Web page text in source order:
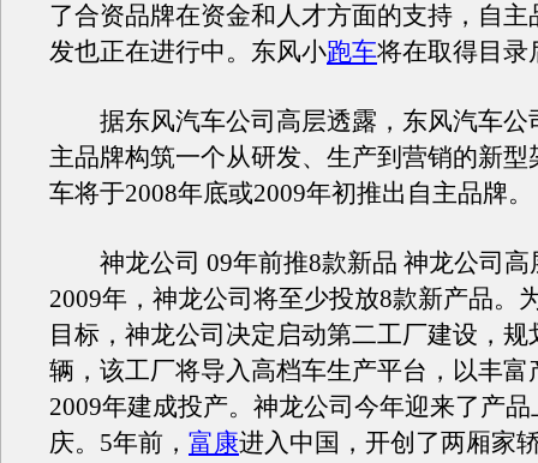
了合资品牌在资金和人才方面的支持，自主
发也正在进行中。东风小跑车将在取得目录
据东风汽车公司高层透露，东风汽车公
主品牌构筑一个从研发、生产到营销的新型
车将于2008年底或2009年初推出自主品牌。
神龙公司 09年前推8款新品 神龙公司高
2009年，神龙公司将至少投放8款新产品。
目标，神龙公司决定启动第二工厂建设，规
辆，该工厂将导入高档车生产平台，以丰富
2009年建成投产。神龙公司今年迎来了产
庆。5年前， 富康进入中国，开创了两厢家